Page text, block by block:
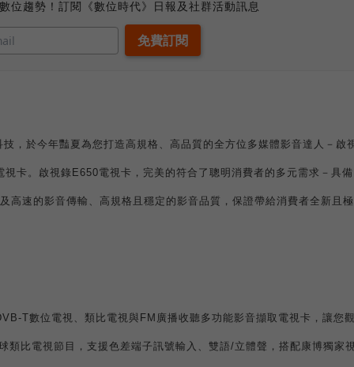
位趨勢！訂閱《數位時代》日報及社群活動訊息
技，於今年豔夏為您打造高規格、高品質的全方位多媒體影音達人－啟
視卡。啟視錄 E650電視卡，完美的符合了聰明消費者的多元需求－具備
高速的影音傳輸、高規格且穩定的影音品質，保證帶給消費者全新且極
T數位電視、類比電視與 FM 廣播收聽多功能影音擷取電視卡，讓您觀
類比電視節目，支援色差端子訊號輸入、雙語/立體聲，搭配康博獨家視